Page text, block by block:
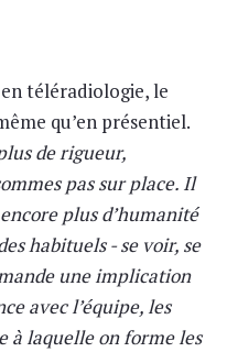
téléradiologie, le
qu’en présentiel.
de rigueur,
pas sur place. Il
plus d’humanité
habituels - se voir, se
une implication
avec l’équipe, les
à laquelle on forme les